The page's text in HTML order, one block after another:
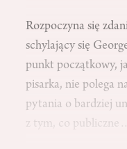
Rozpoczyna się
schylający się
punkt początkowy,
pisarka, nie polega
pytania o bardziej
z tym, co